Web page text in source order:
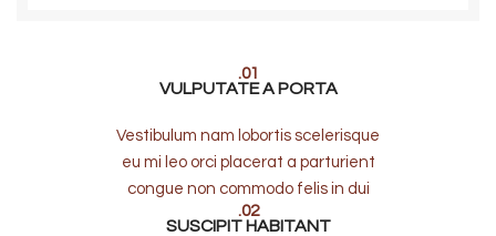
01.
VULPUTATE A PORTA
Vestibulum nam lobortis scelerisque
eu mi leo orci placerat a parturient
congue non commodo felis in dui
02.
SUSCIPIT HABITANT